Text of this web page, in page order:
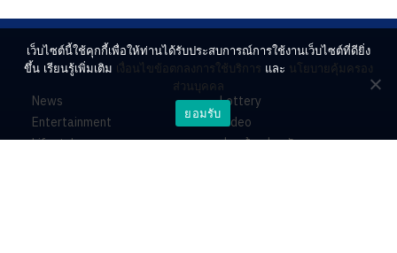
News
Entertainment
Lifestyle
Lottery
Video
ร่วมด้วยช่วยกัน
เว็บไซต์นี้ใช้คุกกี้เพื่อให้ท่านได้รับประสบการณ์การใช้งานเว็บไซต์ที่ดียิ่ง
ขึ้น เรียนรู้เพิ่มเติม เงื่อนไขข้อตกลงการใช้บริการ และ นโยบายคุ้มครอง
ส่วนบุคคล
ยอมรับ